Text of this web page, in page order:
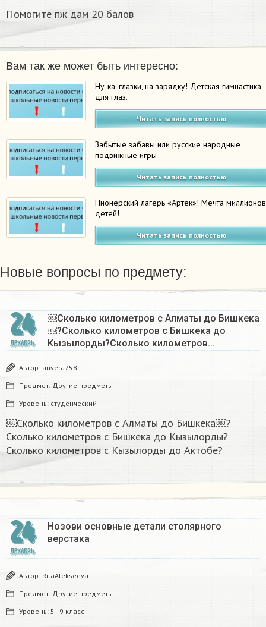
Помогите пж дам 20 балов
Вам так же может быть интересно:
Ну-ка, глазки, на зарядку! Детская гимнастика
для глаз.
Читать запись полностью
Забытые забавы или русские народные
подвижные игры
Читать запись полностью
Пионерский лагерь «Артек»! Мечта миллионов
детей!
Читать запись полностью
Новые вопросы по предмету:
24
ДЕКАБРЬ
￼Сколько километров с Алматы до Бишкека
￼?Сколько километров с Бишкека до
Кызылорды?Сколько километров…
Автор: anvera758
Предмет: Другие предметы
Уровень: студенческий
￼Сколько километров с Алматы до Бишкека￼?
Сколько километров с Бишкека до Кызылорды?
Сколько километров с Кызылорды до Актобе?
24
ДЕКАБРЬ
Нозови основные детали столярного
верстака
Автор: RitaAlekseeva
Предмет: Другие предметы
Уровень: 5 - 9 класс